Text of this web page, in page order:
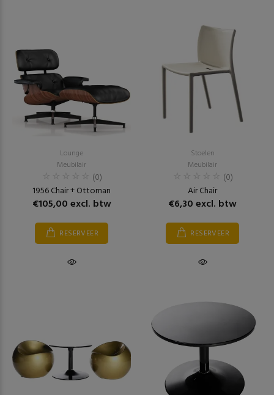
Lounge
Meubilair
(0)
1956 Chair + Ottoman
€105,00 excl. btw
RESERVEER
Stoelen
Meubilair
(0)
Air Chair
€6,30 excl. btw
RESERVEER